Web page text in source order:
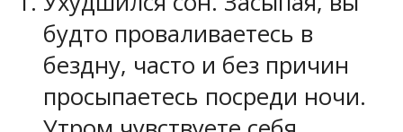
будто проваливаетесь в
бездну, часто и без причин
просыпаетесь посреди ночи.